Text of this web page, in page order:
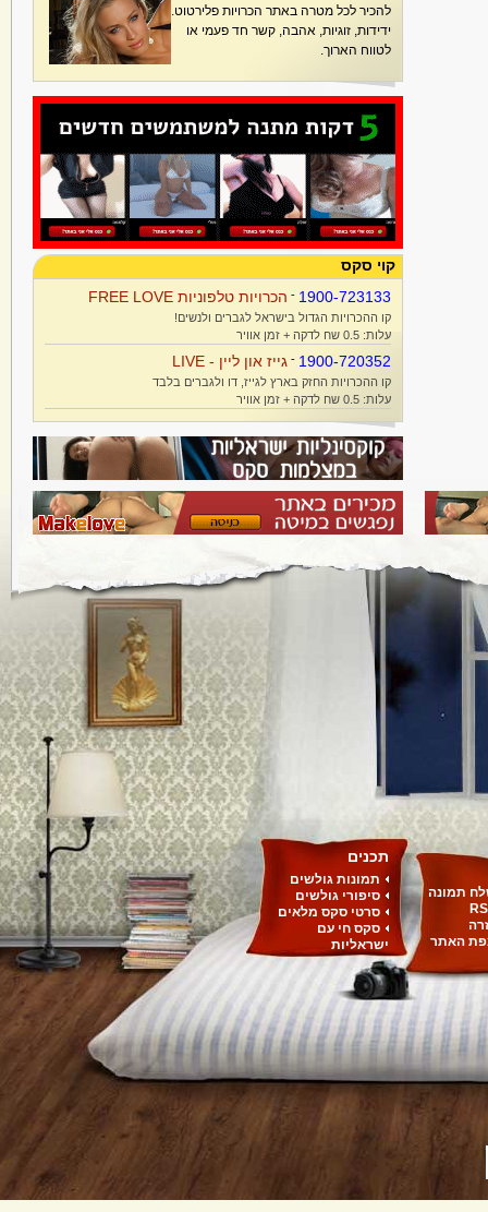
להכיר לכל מטרה באתר הכרויות פלירטוט.
ידידות, זוגיות, אהבה, קשר חד פעמי או
לטווח הארוך.
קוי סקס
1900-723133
- הכרויות טלפוניות FREE LOVE
קו ההכרויות הגדול בישראל לגברים ולנשים!
עלות: 0.5 שח לדקה + זמן אוויר
1900-720352
- גייז און ליין - LIVE
קו ההכרויות החזק בארץ לגייז, דו ולגברים בלבד
עלות: 0.5 שח לדקה + זמן אוויר
תמונה
האתר
תכנים
תמונות גולשים
סיפורי גולשים
סרטי סקס מלאים
סקס חי עם
ישראליות